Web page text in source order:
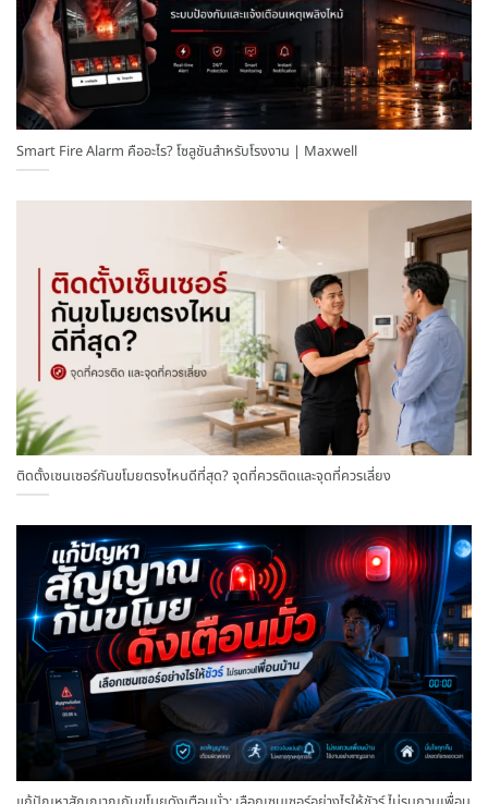
Smart Fire Alarm คืออะไร? โซลูชันสำหรับโรงงาน | Maxwell
ติดตั้งเซนเซอร์กันขโมยตรงไหนดีที่สุด? จุดที่ควรติดและจุดที่ควรเลี่ยง